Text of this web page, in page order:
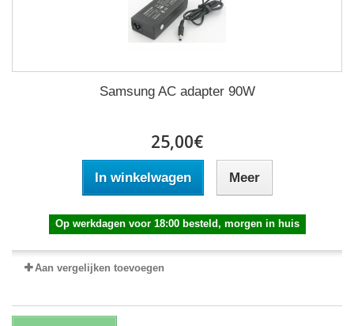
Samsung AC adapter 90W
25,00€
In winkelwagen Meer
Op werkdagen voor 18:00 besteld, morgen in huis
Aan vergelijken toevoegen